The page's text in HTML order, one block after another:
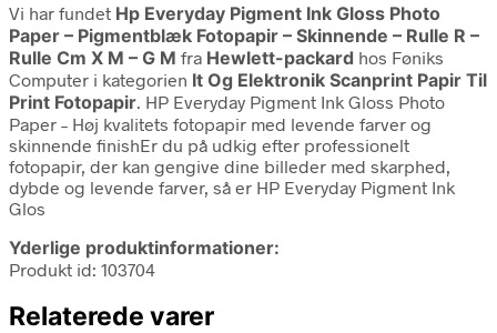
Vi har fundet Hp Everyday Pigment Ink Gloss Photo
Paper – Pigmentblæk Fotopapir – Skinnende – Rulle R –
Rulle Cm X M – G M fra Hewlett-packard hos Føniks
Computer i kategorien It Og Elektronik Scanprint Papir Til
Print Fotopapir. HP Everyday Pigment Ink Gloss Photo
Paper – Høj kvalitets fotopapir med levende farver og
skinnende finishEr du på udkig efter professionelt
fotopapir, der kan gengive dine billeder med skarphed,
dybde og levende farver, så er HP Everyday Pigment Ink
Glos
Yderlige produktinformationer:
Produkt id: 103704
Relaterede varer